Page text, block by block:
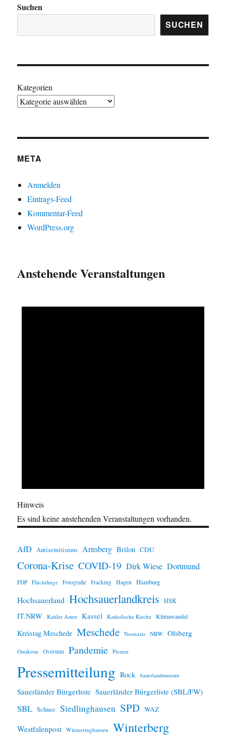
Suchen
SUCHEN
Kategorien
META
Anmelden
Eintrags-Feed
Kommentar-Feed
WordPress.org
Anstehende Veranstaltungen
Hinweis
Es sind keine anstehenden Veranstaltungen vorhanden.
AfD Antisemitismus Arnsberg Brilon CDU
Corona-Krise COVID-19 Dirk Wiese Dortmund
FDP Flüchtlinge Fotografie Fracking Hagen Hamburg
Hochsauerland Hochsauerlandkreis HSK
IT.NRW Kahler Asten Kassel Katholische Kirche Klimawandel
Kreistag Meschede Meschede Neonazis NRW Olsberg
Omikron Oversum Pandemie Piraten
Pressemitteilung Rock Sauerlandmuseum
Sauerländer Bürgerliste Sauerländer Bürgerliste (SBL/FW)
SBL Schnee Siedlinghausen SPD WAZ
Westfalenpost Wiemeringhausen Winterberg